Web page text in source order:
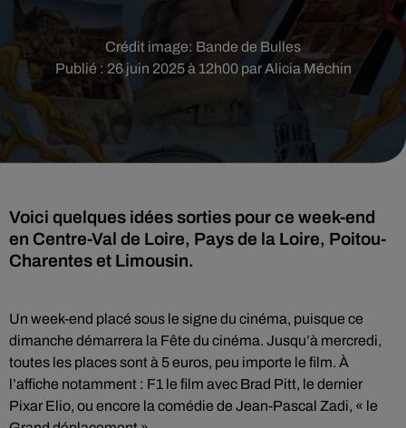
Publié : 26 juin 2025 à 12h00 par Alicia Méchin
Crédit image: Bande de Bulles
Voici quelques idées sorties pour ce week-end
en Centre-Val de Loire, Pays de la Loire, Poitou-
Charentes et Limousin.
Un week-end placé sous le signe du cinéma, puisque ce
dimanche démarrera la Fête du cinéma. Jusqu’à mercredi,
toutes les places sont à 5 euros, peu importe le film. À
l’affiche notamment : F1 le film avec Brad Pitt, le dernier
Pixar Elio, ou encore la comédie de Jean-Pascal Zadi, « le